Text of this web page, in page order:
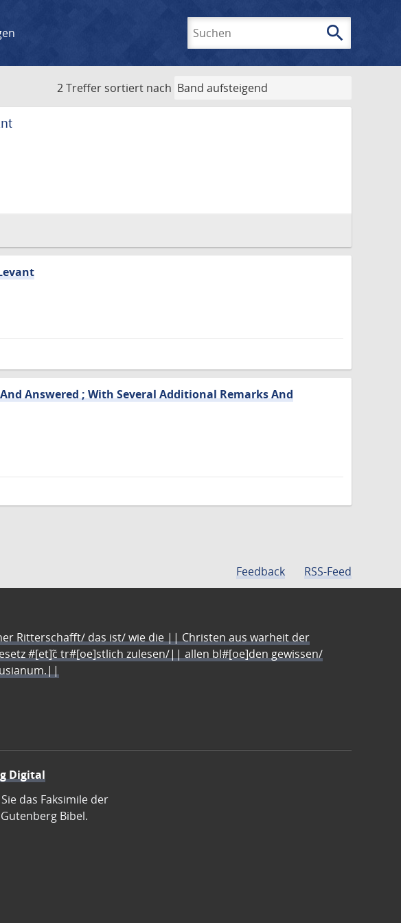
search
2 Treffer sortiert nach
Answered ; With Several Additional Remarks And
Feedback RSS-Feed
Ritterschafft/ das ist/ wie die || Christen aus warheit der
#[et]c̃ tr#[oe]stlich zulesen/|| allen bl#[oe]den gewissen/
Digital
das Faksimile der
Bibel.